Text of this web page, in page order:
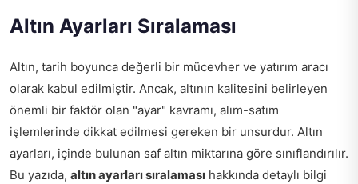
Altın Ayarları Sıralaması
Altın, tarih boyunca değerli bir mücevher ve yatırım aracı
olarak kabul edilmiştir. Ancak, altının kalitesini belirleyen
önemli bir faktör olan "ayar" kavramı, alım-satım
işlemlerinde dikkat edilmesi gereken bir unsurdur. Altın
ayarları, içinde bulunan saf altın miktarına göre sınıflandırılır.
Bu yazıda, altın ayarları sıralaması hakkında detaylı bilgi